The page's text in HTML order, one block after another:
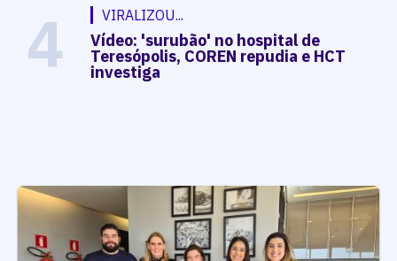
4 VIRALIZOU...
Vídeo: 'surubão' no hospital de
Teresópolis, COREN repudia e HCT
investiga